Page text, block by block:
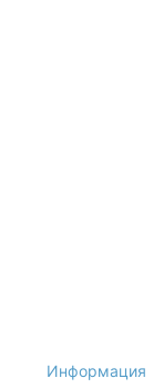
Информация